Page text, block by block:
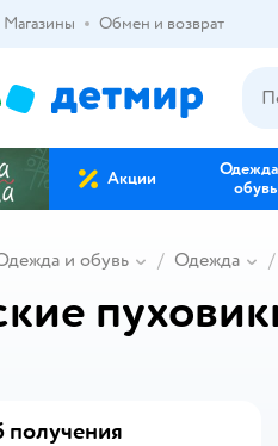
доставки.
Магазины Обмен и возврат
Акции
обувь
и обувь Одежда
получения